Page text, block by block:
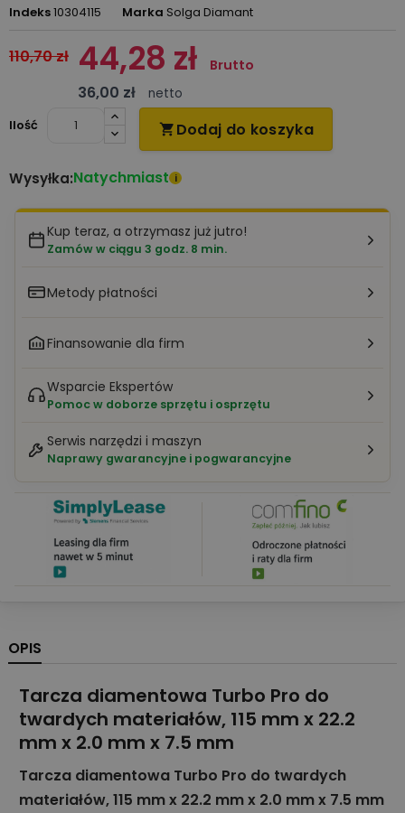
Indeks10304115 Marka Solga Diamant
110,70 zł 44,28 zł Brutto
36,00 zł
netto
Ilość
 Dodaj do koszyka
Wysyłka:Natychmiast i
Kup teraz, a otrzymasz już jutro!
Zamów w ciągu 3 godz. 8 min.
Metody płatności
Finansowanie dla firm
Wsparcie Ekspertów
Pomoc w doborze sprzętu i osprzętu
Serwis narzędzi i maszyn
Naprawy gwarancyjne i pogwarancyjne
OPIS
Tarcza diamentowa Turbo Pro do
twardych materiałów, 115 mm x 22.2
mm x 2.0 mm x 7.5 mm
Tarcza diamentowa Turbo Pro do twardych
materiałów, 115 mm x 22.2 mm x 2.0 mm x 7.5 mm